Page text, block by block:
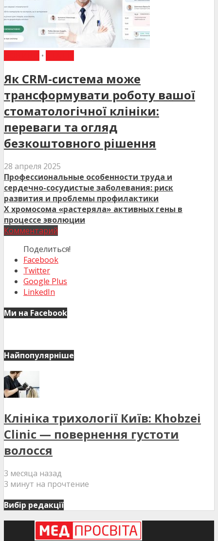
•
Як CRM-система може
трансформувати роботу вашої
стоматологічної клініки:
переваги та огляд
безкоштовного рішення
28 апреля 2025
Профессиональные особенности труда и
сердечно-сосудистые заболевания: риск
развития и проблемы профилактики
Х хромосома «растеряла» активных гены в
процессе эволюции
Комментарий
Поделиться!
Facebook
Twitter
Google Plus
LinkedIn
Ми на Facebook
Найпопулярніше
Клініка трихології Київ: Khobzei
Clinic — повернення густоти
волосся
3 месяца назад
3 минут на прочтение
Вибір редакції